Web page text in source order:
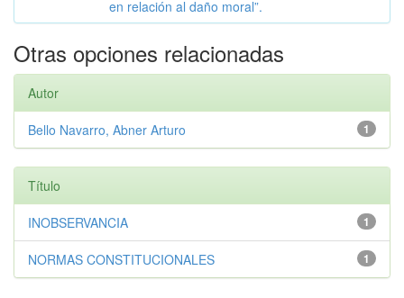
en relación al daño moral”.
Otras opciones relacionadas
Autor
1
Bello Navarro, Abner Arturo
Título
1
INOBSERVANCIA
1
NORMAS CONSTITUCIONALES